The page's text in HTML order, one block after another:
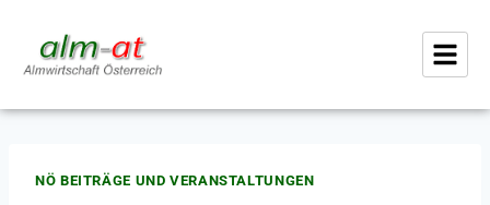
NÖ BEITRÄGE UND VERANSTALTUNGEN